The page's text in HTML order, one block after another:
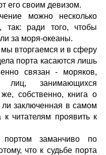
его своим девизом.
можно несколько
так: ради того, чтобы
за моря-океаны.
вторгаемся и в сферу
порта касаются лишь
связан - моряков,
лиц, занимающихся
собственно, книга о
заключенная в самом
читателям проявить к
портом заманчиво по
что к судьбе порта